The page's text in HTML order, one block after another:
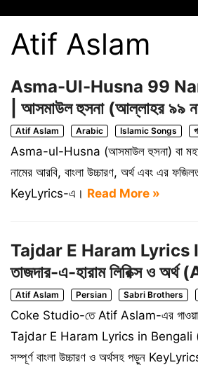
Atif Aslam
Asma-Ul-Husna 99
| আসমাউল হুসনা (আল্লাহর ৯৯
Atif Aslam Arabic Islamic Songs
Asma-ul-Husna (আসমাউল হুসনা) বা
নামের আরবি, বাংলা উচ্চারণ, অর্থ এবং এর
KeyLyrics-এ। Read More »
Tajdar E Haram Lyrics
তাজদার-এ-হারাম লিরিক্স ও
Atif Aslam Persian Sabri Brothers
Coke Studio-তে Atif Aslam-এর গাওয়া
Tajdar E Haram Lyrics in Bengali
সম্পূর্ণ বাংলা উচ্চারণ ও অর্থসহ পড়ুন